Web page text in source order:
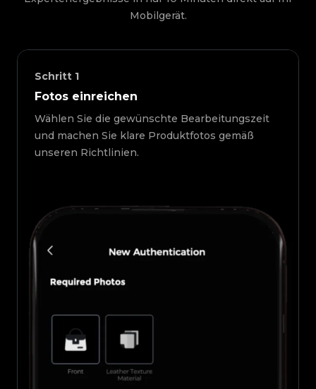
Mobilgerät.
Schritt 1
Fotos einreichen
Wählen Sie die gewünschte Bearbeitungszeit
und machen Sie klare Produktfotos gemäß
unseren Richtlinien.